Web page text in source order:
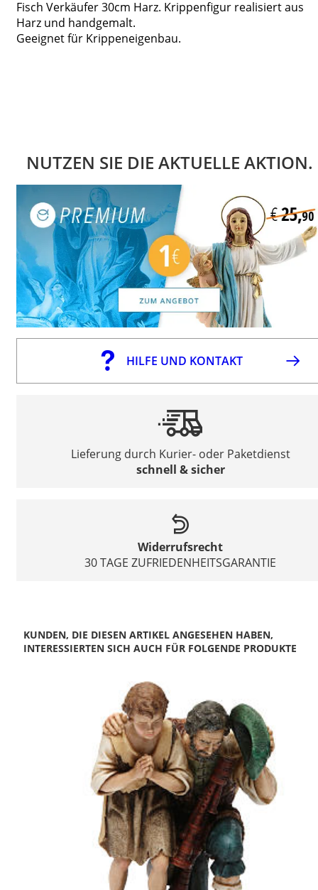
Fisch Verkäufer 30cm Harz. Krippenfigur realisiert aus
Harz und handgemalt.
Geeignet für Krippeneigenbau.
NUTZEN SIE DIE AKTUELLE AKTION.
HILFE UND KONTAKT
Lieferung durch Kurier- oder Paketdienst
schnell & sicher
Widerrufsrecht
30 TAGE ZUFRIEDENHEITSGARANTIE
KUNDEN, DIE DIESEN ARTIKEL ANGESEHEN HABEN,
INTERESSIERTEN SICH AUCH FÜR FOLGENDE PRODUKTE